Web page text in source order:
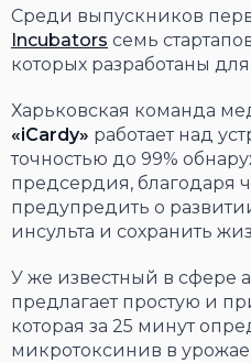
Среди выпускников
Incubators семь
которых разработаны
Харьковская команда
«iCardy» работает над
точностью до 99%
предсердия, благодаря
предупредить о
инсульта и сохранить
У же известный в сфере
предлагает простую и
которая за 25 минут
микротоксинив в